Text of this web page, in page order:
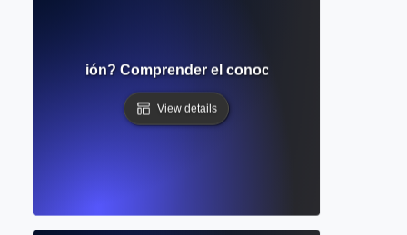
investigación? Comprender el conocimiento existente y
View details